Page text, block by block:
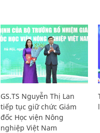
GS.TS Nguyễn Thị Lan
tiếp tục giữ chức Giám
đốc Học viện Nông
nghiệp Việt Nam